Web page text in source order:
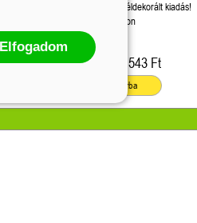
Ft
Különleges éldekorált kiadás!
Dot Hutchison
Online ár: 5 543 Ft
Kosárba
Elfogadom